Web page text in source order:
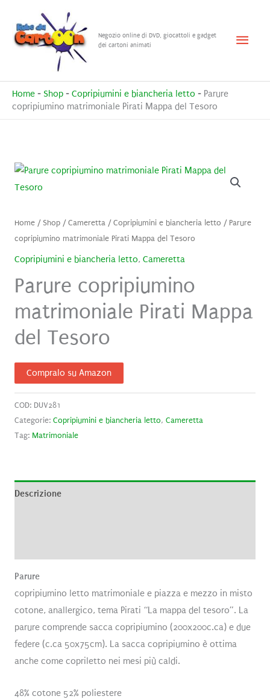
contenuto
Negozio online di DVD, giocattoli e gadget
dei cartoni animati
Menu
Home - Shop - Copripiumini e biancheria letto - Parure
copripiumino matrimoniale Pirati Mappa del Tesoro
Home/ Shop/Cameretta/Copripiumini e biancheria letto / Parure
copripiumino matrimoniale Pirati Mappa del Tesoro
Copripiumini e biancheria letto, Cameretta
Parure copripiumino
matrimoniale Pirati Mappa
del Tesoro
Compralo su Amazon
COD: DUV281
Categorie: Copripiumini e biancheria letto, Cameretta
Tag: Matrimoniale
Descrizione
Parure
copripiumino letto matrimoniale e piazza e mezzo in misto
cotone, anallergico, tema Pirati “La mappa del tesoro”. La
parure comprende sacca copripiumino (200x200c.ca) e due
federe (c.ca 50x75cm). La sacca copripiumino è ottima
anche come copriletto nei mesi più caldi.
48% cotone 52% poliestere